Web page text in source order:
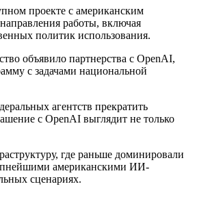
проекте с американским
работы, включая
политик использования.
объявило партнерства с OpenAI,
с задачами национальной
агентств прекратить
с OpenAI выглядит не только
где раньше доминировали
американскими ИИ-
сценариях.